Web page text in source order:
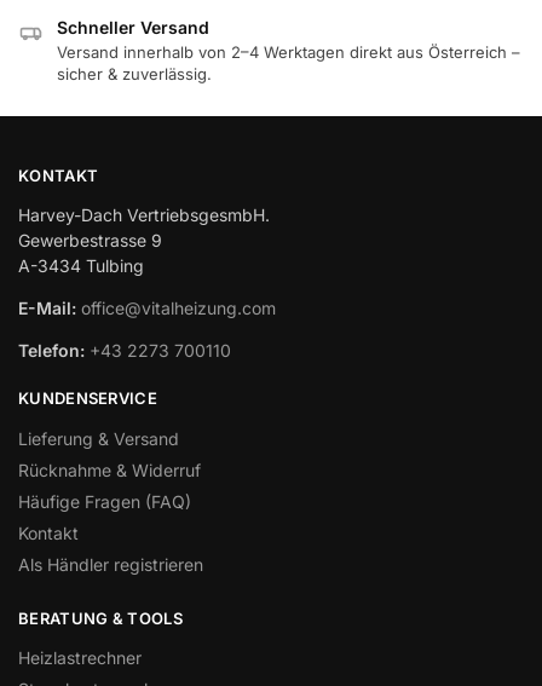
Schneller Versand
Versand innerhalb von 2–4 Werktagen direkt aus Österreich –
sicher & zuverlässig.
KONTAKT
Harvey-Dach VertriebsgesmbH.
Gewerbestrasse 9
A-3434 Tulbing
E-Mail: office@vitalheizung.com
Telefon: +43 2273 700110
KUNDENSERVICE
Lieferung & Versand
Rücknahme & Widerruf
Häufige Fragen (FAQ)
Kontakt
Als Händler registrieren
BERATUNG & TOOLS
Heizlastrechner